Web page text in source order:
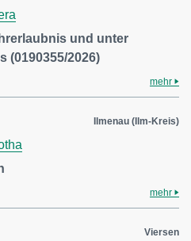
und unter
(0190355/2026)
mehr
Ilmenau (Ilm-Kreis)
mehr
Viersen